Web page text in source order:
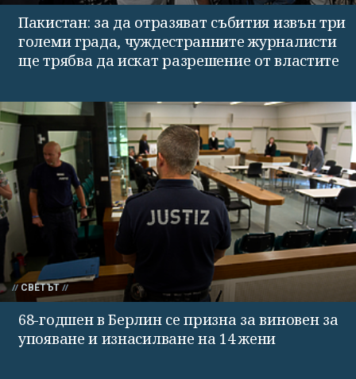
Пакистан: за да отразяват събития извън три
големи града, чуждестранните журналисти
ще трябва да искат разрешение от властите
СВЕТЪТ
68-годшен в Берлин се призна за виновен за
упояване и изнасилване на 14 жени